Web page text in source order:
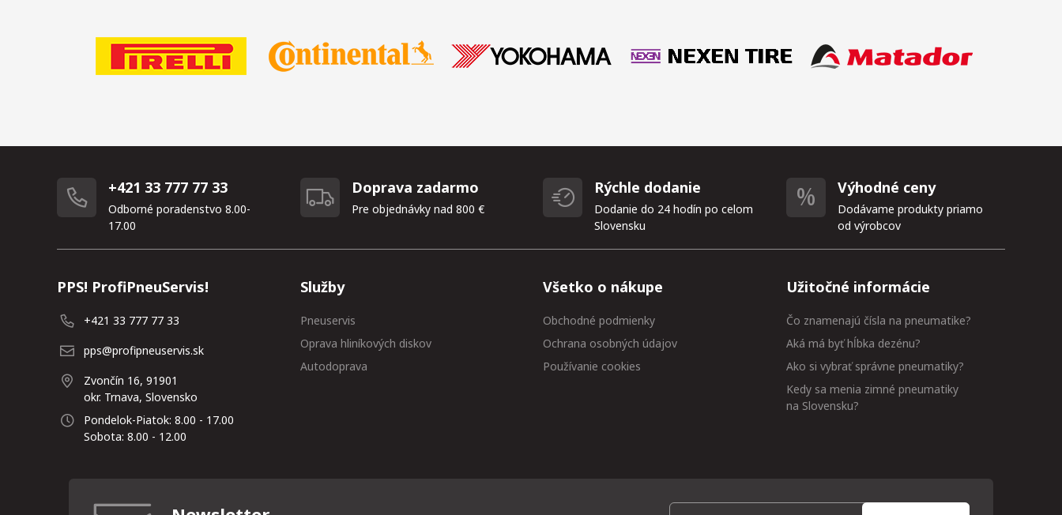
+421 33 777 77 33
Odborné poradenstvo 8.00-
17.00
Doprava zadarmo
Pre objednávky nad 800 €
Rýchle dodanie
Dodanie do 24 hodín po celom
Slovensku
Výhodné ceny
Dodávame produkty priamo
od výrobcov
PPS! ProfiPneuServis!
+421 33 777 77 33
pps@profipneuservis.sk
Zvončín 16, 91901
okr. Trnava, Slovensko
Pondelok-Piatok: 8.00 - 17.00
Sobota: 8.00 - 12.00
Služby
Pneuservis
Oprava hliníkových diskov
Autodoprava
Všetko o nákupe
Obchodné podmienky
Ochrana osobných údajov
Používanie cookies
Užitočné informácie
Čo znamenajú čísla na pneumatike?
Aká má byť hĺbka dezénu?
Ako si vybrať správne pneumatiky?
Kedy sa menia zimné pneumatiky
na Slovensku?